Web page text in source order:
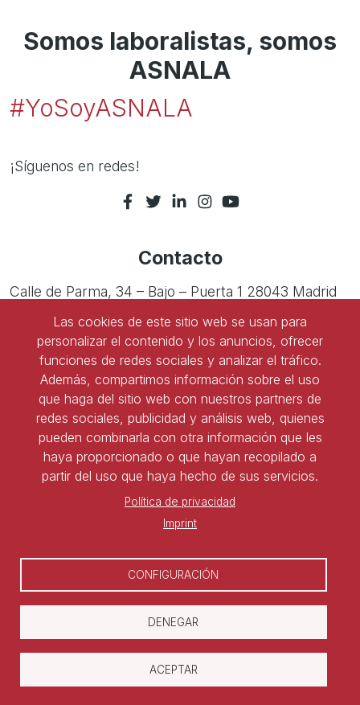
Somos laboralistas, somos
ASNALA
#YoSoyASNALA
¡Síguenos en redes!
Contacto
Calle de Parma, 34 – Bajo – Puerta 1 28043 Madrid
91 543 45 47
91 827 85 68
Ser socio de ASNALA
Forma parte de la asociación y benefíciate de todas
las ventajas
Las cookies de este sitio web se usan para
personalizar el contenido y los anuncios, ofrecer
funciones de redes sociales y analizar el tráfico.
Además, compartimos información sobre el uso
que haga del sitio web con nuestros partners de
redes sociales, publicidad y análisis web, quienes
pueden combinarla con otra información que les
haya proporcionado o que hayan recopilado a
partir del uso que haya hecho de sus servicios.
Política de privacidad
Imprint
CONFIGURACIÓN
DENEGAR
ACEPTAR
Copyright © Asociación Nacional de